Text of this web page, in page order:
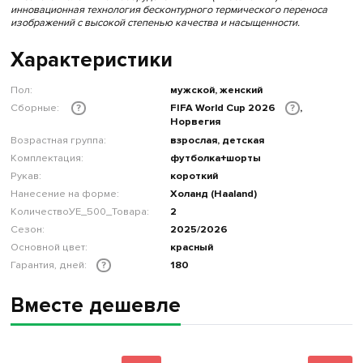
инновационная технология бесконтурного термического переноса
изображений с высокой степенью качества и насыщенности.
Характеристики
Пол:
мужской, женский
Сборные:
? FIFA World Cup 2026 ? ,
Норвегия
Возрастная группа:
взрослая, детская
Комплектация:
футболка+шорты
Рукав:
короткий
Нанесение на форме:
Холанд (Haaland)
КоличествоУЕ_500_Товара:
2
Сезон:
2025/2026
Основной цвет:
красный
Гарантия, дней:
? 180
Вместе дешевле